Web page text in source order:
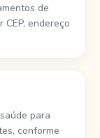
de
endereço
para
conforme